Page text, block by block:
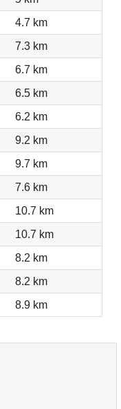
4.7 km
7.3 km
6.7 km
6.5 km
6.2 km
9.2 km
9.7 km
7.6 km
10.7 km
10.7 km
8.2 km
8.2 km
8.9 km